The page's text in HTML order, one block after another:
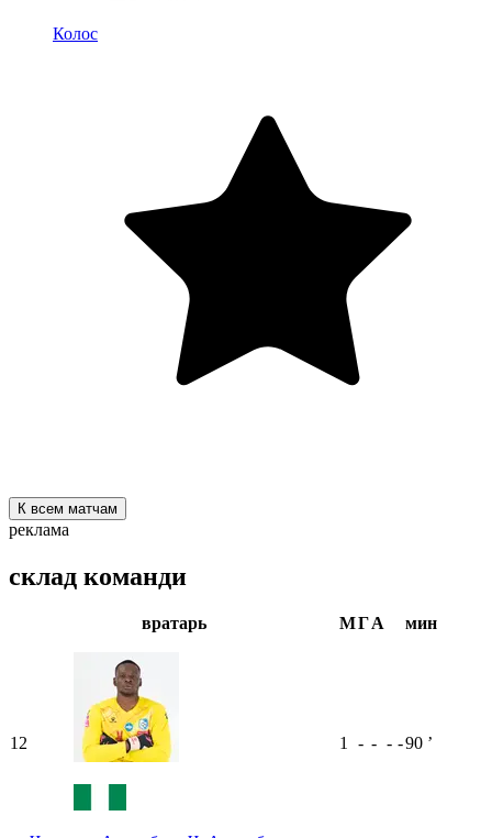
Колос
К всем матчам
реклама
склад команди
вратарь МГА мин
12 1 - - - -90 ʼ